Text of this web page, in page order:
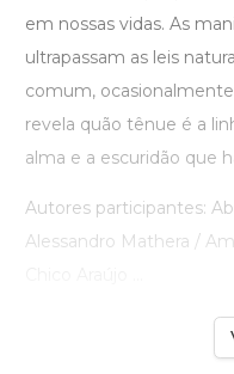
em nossas vidas. As
ultrapassam as leis
comum,
revela quão tênue é a
alma e a escuridão que
Autores participantes:
Alessandro Mathera /